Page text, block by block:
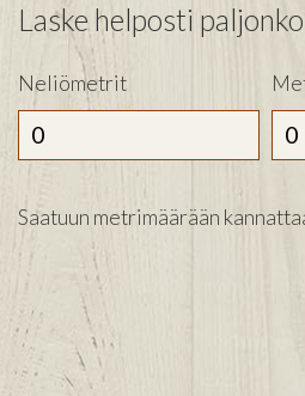
Laske helposti
Neliömetrit
Saatuun metrimäärään